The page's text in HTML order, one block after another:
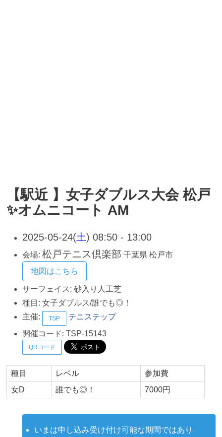
【駅近 】女子ダブルス大会 松戸
✨オムニコート AM
2025-05-24(土) 08:50 - 13:00
会場: 松戸テニス倶楽部 千葉県 松戸市
地図はこちら
サーフェイス: 砂入り人工芝
種目: 女子ダブルス/誰でも◎！
主催:
TSP
テニステップ
開催コード: TSP-15143
QRコード
種目 レベル
参加費
女D
誰でも◎！ 7000円
いまは申し込み受け付け可能な期間ではあり